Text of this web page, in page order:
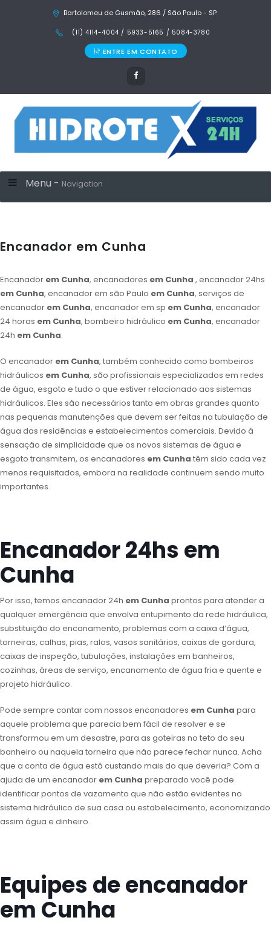
Bartolomeu de Gusmão, 286 / São Paulo - SP
(11) 4114-4004 / 5933-5165 / 5084-3780
ENTRE EM CONTATO
Menu - Navigation
Encanador em Cunha
Encanador em Cunha, encanadores em Cunha , encanador 24hs
em Cunha, encanador em são Paulo em Cunha, serviços de
encanador em Cunha, encanador em sp em Cunha, encanador
24 horas em Cunha, bombeiro hidráulico em Cunha, encanador
24h em Cunha.
O encanador em Cunha, também conhecido como bombeiros
hidráulicos em Cunha, são profissionais especializados em redes
de água, esgoto e tudo o que estiver relacionado aos sistemas
hidráulicos. Eles são necessários tanto em obras grandes quanto
nas pequenas manutenções que devem ser feitas na tubulação de
água das residências e estabelecimentos comerciais. Devido à
sensação de simplicidade que os novos sistemas de água e
esgoto transmitem, os encanadores em Cunha têm sido cada vez
menos requisitados, embora na realidade continuem sendo muito
importantes.
Encanador 24hs em
Cunha
Por isso, temos encanador 24h em Cunha prontos para atender a
qualquer emergência que envolva entupimento da rede hidráulica,
substituição do encanamento, problemas com a caixa d’água,
torneiras, calhas, pias, ralos, vasos sanitários, caixas de gordura,
caixas de inspeção, tubulações, instalações em banheiros,
cozinhas, áreas de serviço, encanamento de água fria e quente e
projeto hidráulico.
Pode sempre contar com nossos encanadores em Cunha para
aquele problema que parecia bem fácil de resolver e se
transformou em um desastre, para as goteiras no teto do seu
banheiro ou naquela torneira que não parece fechar nunca. Acha
que a conta de água está custando mais do que deveria? Com a
ajuda de um encanador em Cunha preparado você pode
identificar pontos de vazamento que não estão evidentes no
sistema hidráulico de sua casa ou estabelecimento, economizando
assim água e dinheiro.
Equipes de encanador
em Cunha